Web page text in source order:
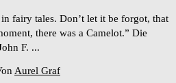
fairy tales. Don’t let it be forgot, that
there was a Camelot.” Die
F. ...
Aurel Graf